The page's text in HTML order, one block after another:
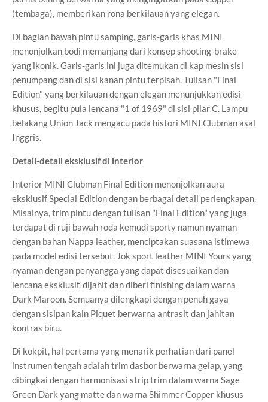
(tembaga), memberikan rona berkilauan yang elegan.
Di bagian bawah pintu samping, garis-garis khas MINI
menonjolkan bodi memanjang dari konsep shooting-brake
yang ikonik. Garis-garis ini juga ditemukan di kap mesin sisi
penumpang dan di sisi kanan pintu terpisah. Tulisan "Final
Edition" yang berkilauan dengan elegan menunjukkan edisi
khusus, begitu pula lencana "1 of 1969" di sisi pilar C. Lampu
belakang Union Jack mengacu pada histori MINI Clubman asal
Inggris.
Detail-detail eksklusif di interior
Interior MINI Clubman Final Edition menonjolkan aura
eksklusif Special Edition dengan berbagai detail perlengkapan.
Misalnya, trim pintu dengan tulisan "Final Edition" yang juga
terdapat di ruji bawah roda kemudi sporty namun nyaman
dengan bahan Nappa leather, menciptakan suasana istimewa
pada model edisi tersebut. Jok sport leather MINI Yours yang
nyaman dengan penyangga yang dapat disesuaikan dan
lencana eksklusif, dijahit dan diberi finishing dalam warna
Dark Maroon. Semuanya dilengkapi dengan penuh gaya
dengan sisipan kain Piquet berwarna antrasit dan jahitan
kontras biru.
Di kokpit, hal pertama yang menarik perhatian dari panel
instrumen tengah adalah trim dasbor berwarna gelap, yang
dibingkai dengan harmonisasi strip trim dalam warna Sage
Green Dark yang matte dan warna Shimmer Copper khusus